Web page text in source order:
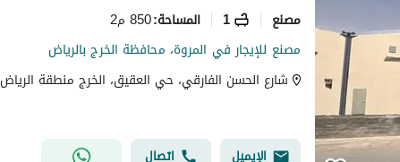
مصنع 1 المساحة:850 م2
مصنع للإيجار في المروة، محافظة الخرج بالرياض
شارع الحسن الفارقي، حي العقيق، الخرج منطقة الرياض
الإيميل اتصال